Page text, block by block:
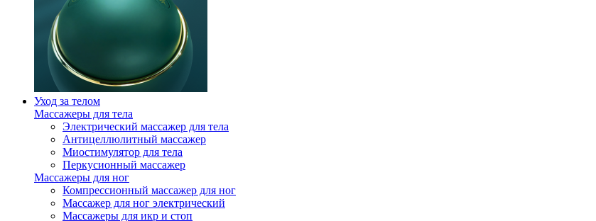
Уход за телом
Массажеры для тела
Электрический массажер для тела
Антицеллюлитный массажер
Миостимулятор для тела
Перкусионный массажер
Массажеры для ног
Компрессионный массажер для ног
Массажер для ног электрический
Массажеры для икр и стоп